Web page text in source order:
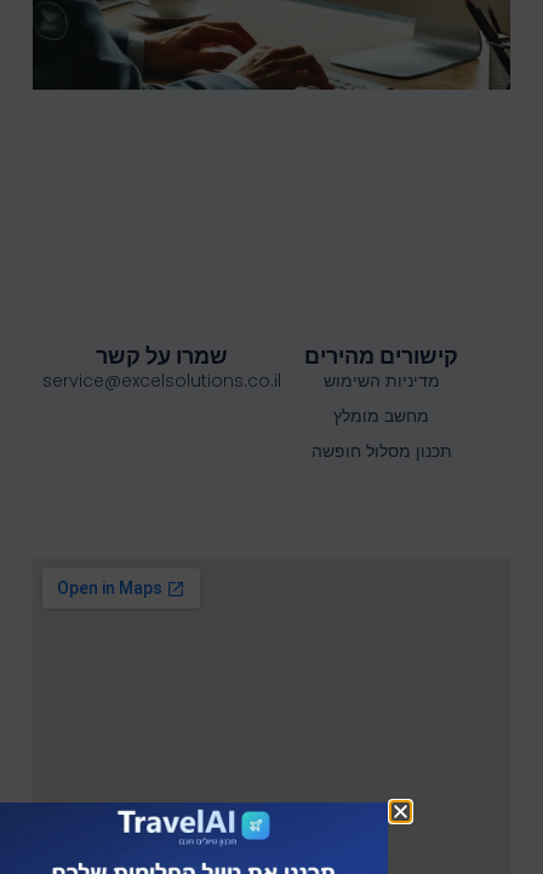
קישורים מהירים
מדיניות השימוש
מחשב מומלץ
תכנון מסלול חופשה
שמרו על קשר
service@excelsolutions.co.il